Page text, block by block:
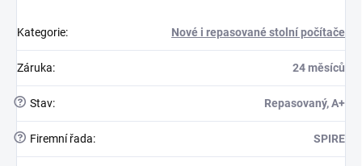
Kategorie: Nové i repasované stolní počítače
Záruka: 24 měsíců
? Stav: Repasovaný, A+
? Firemní řada: SPIRE